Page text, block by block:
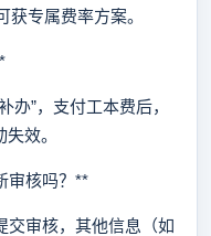
专属费率方案。
”，支付工本费后，
效。
核吗？**
审核，其他信息（如